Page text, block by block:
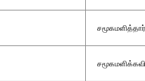
சமூகமளித்தார்